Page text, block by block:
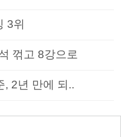
3위
꺾고 8강으로
, 2년 만에 되..